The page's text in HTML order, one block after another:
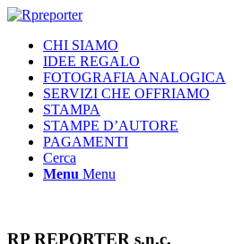
CHI SIAMO
IDEE REGALO
FOTOGRAFIA ANALOGICA
SERVIZI CHE OFFRIAMO
STAMPA
STAMPE D’AUTORE
PAGAMENTI
Cerca
Menu Menu
RP REPORTER s.n.c.